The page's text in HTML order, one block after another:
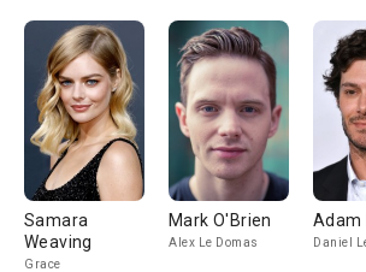
Samara
Weaving
Grace
Mark O'Brien
Alex Le Domas
Adam
Daniel